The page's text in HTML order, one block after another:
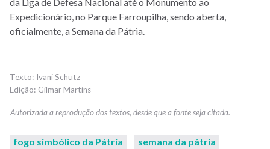
Expedicionário, no Parque Farroupilha, sendo aberta,
oficialmente, a Semana da Pátria.
Ivani Schutz
Gilmar Martins
fogo simbólico da Pátria
semana da pátria